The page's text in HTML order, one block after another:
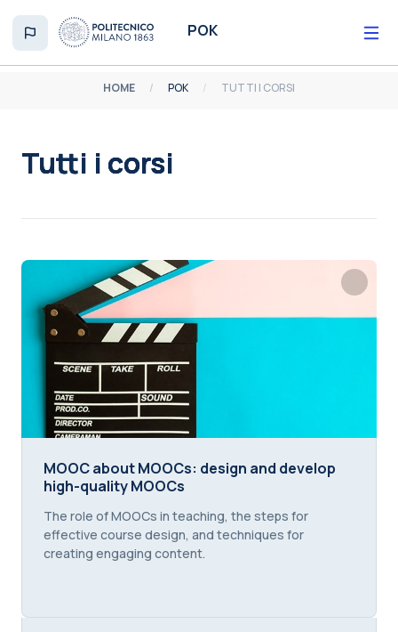
POK
HOME POK TUTTI I CORSI
Tutti i corsi
MOOC about MOOCs: design and develop high-
MOOC about MOOCs: design and develop
high-quality MOOCs
Course summary text:
The role of MOOCs in teaching, the steps for
effective course design, and techniques for
creating engaging content.